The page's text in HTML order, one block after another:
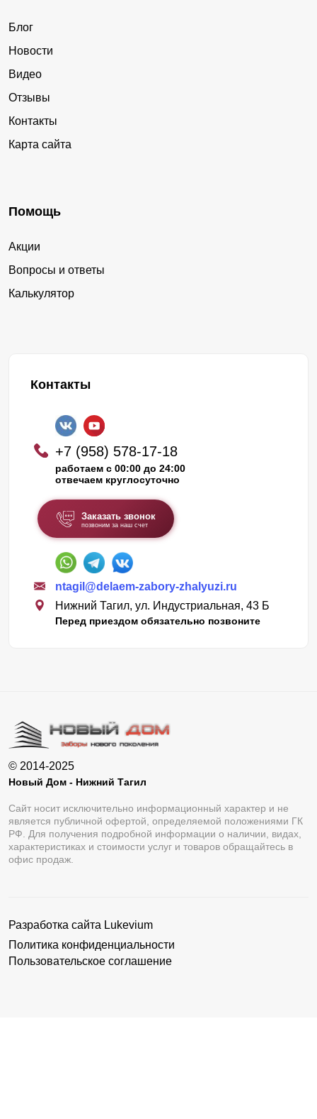
Блог
Новости
Видео
Отзывы
Контакты
Карта сайта
Помощь
Акции
Вопросы и ответы
Калькулятор
Контакты
+7 (958) 578-17-18
работаем с 00:00 до 24:00
отвечаем круглосуточно
Заказать звонок
позвоним за наш счет
ntagil@delaem-zabory-zhalyuzi.ru
Нижний Тагил, ул. Индустриальная, 43 Б
Перед приездом обязательно позвоните
© 2014-2025
Новый Дом - Нижний Тагил
Сайт носит исключительно информационный характер и не
является публичной офертой, определяемой положениями ГК
РФ. Для получения подробной информации о наличии, видах,
характеристиках и стоимости услуг и товаров обращайтесь в
офис продаж.
Разработка сайта Lukevium
Политика конфиденциальности
Пользовательское соглашение